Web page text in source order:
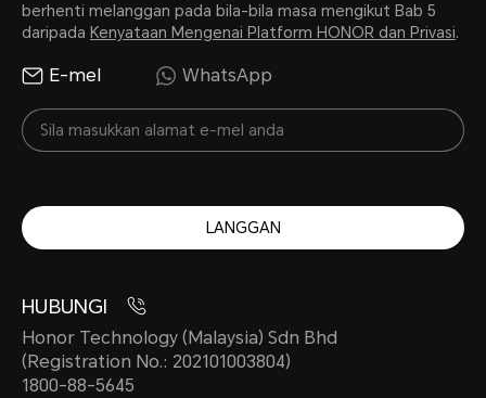
berhenti melanggan pada bila-bila masa mengikut Bab 5
daripada Kenyataan Mengenai Platform HONOR dan Privasi.
E-mel WhatsApp
LANGGAN
HUBUNGI
Honor Technology (Malaysia) Sdn Bhd
(Registration No.: 202101003804)
1800-88-5645